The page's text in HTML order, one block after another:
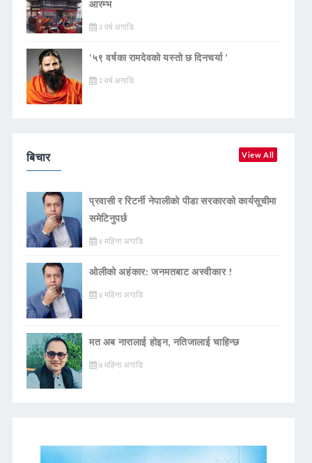
आरम्भ
२ वर्ष अगाडि
‘५९ वर्षका रामदेवकाे यस्ताे छ दिनचर्या ’
२ वर्ष अगाडि
बिचार View All
प्रवासी र रिटर्नी नेपालीको पीडा सरकारको कार्यसूचीमा
समेटिनुपर्छ
४ महिना अगाडि
ओलीको अहंकार: जनमतबाट अस्वीकार !
४ महिना अगाडि
मत अब नारालाई होइन, नतिजालाई चाहिन्छ
७ महिना अगाडि